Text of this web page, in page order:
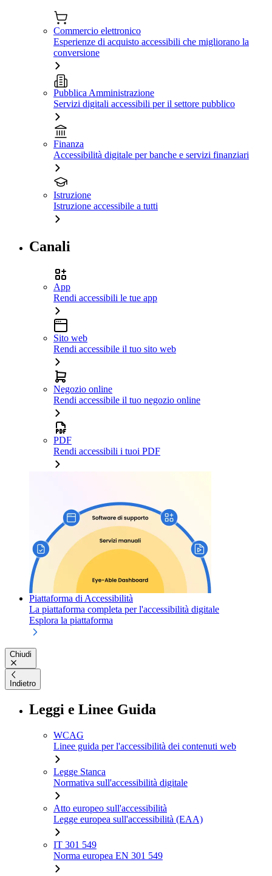
Commercio elettronico
Esperienze di acquisto accessibili che migliorano la
conversione
Pubblica Amministrazione
Servizi digitali accessibili per il settore pubblico
Finanza
Accessibilità digitale per banche e servizi finanziari
Istruzione
Istruzione accessibile a tutti
Canali
App
Rendi accessibili le tue app
Sito web
Rendi accessibile il tuo sito web
Negozio online
Rendi accessibile il tuo negozio online
PDF
Rendi accessibili i tuoi PDF
Piattaforma di Accessibilità
La piattaforma completa per l'accessibilità digitale
Esplora la piattaforma
Chiudi
Indietro
Leggi e Linee Guida
WCAG
Linee guida per l'accessibilità dei contenuti web
Legge Stanca
Normativa sull'accessibilità digitale
Atto europeo sull'accessibilità
Legge europea sull'accessibilità (EAA)
IT 301 549
Norma europea EN 301 549